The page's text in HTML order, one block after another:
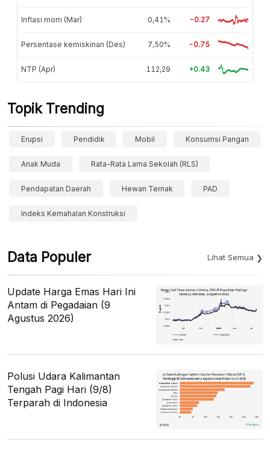
Inflasi mom (Mar) 0,41% -0.27
Persentase kemiskinan (Des) 7,50% -0.75
NTP (Apr) 112,29 +0.43
Topik Trending
Erupsi Pendidik Mobil Konsumsi Pangan
Anak Muda Rata-Rata Lama Sekolah (RLS)
Pendapatan Daerah Hewan Ternak PAD
Indeks Kemahalan Konstruksi
Data Populer Lihat Semua
Update Harga Emas Hari Ini
Antam di Pegadaian (9
Agustus 2026)
Polusi Udara Kalimantan
Tengah Pagi Hari (9/8)
Terparah di Indonesia